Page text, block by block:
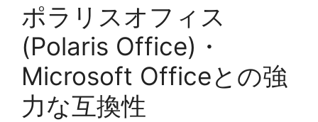
ポラリスオフィス
(Polaris Office)・
Microsoft Officeとの強
力な互換性